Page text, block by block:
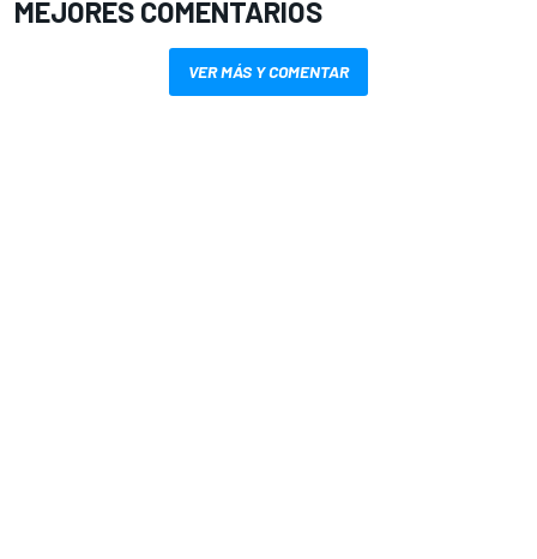
MEJORES COMENTARIOS
VER MÁS Y COMENTAR